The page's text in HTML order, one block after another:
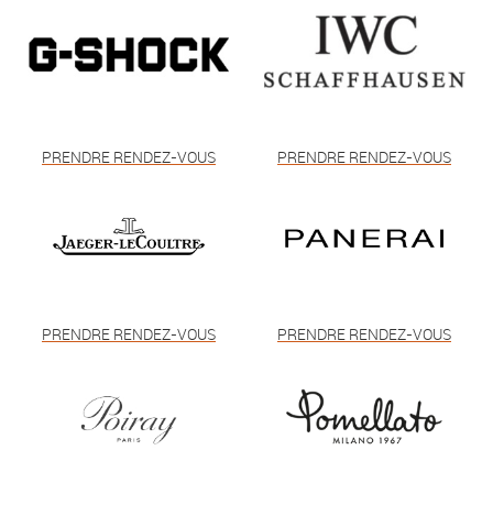
PRENDRE RENDEZ-VOUS PRENDRE RENDEZ-VOUS
PRENDRE RENDEZ-VOUS PRENDRE RENDEZ-VOUS